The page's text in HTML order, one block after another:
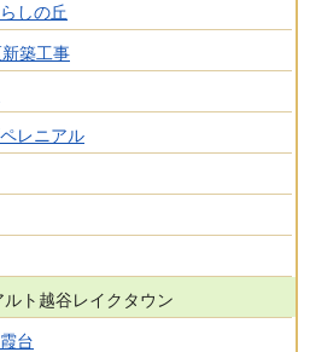
しの丘
新築工事
レニアル
ト越谷レイクタウン
台